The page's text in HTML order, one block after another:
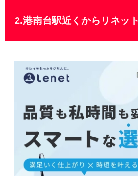
2.港南台駅近くからリネット